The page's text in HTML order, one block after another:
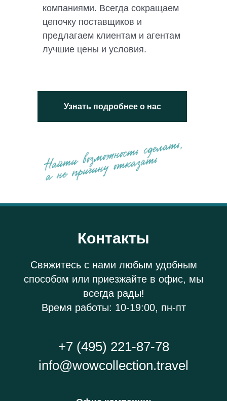
компаниями. Всегда сокращаем
цепочку поставщиков и
предлагаем клиентам и агентам
лучшие цены и условия.
Узнать подробнее о нас
Контакты
Свяжитесь с нами любым удобным
способом или приезжайте в офис, мы
всегда рады!
Время работы: 10-19:00, пн-пт
+7 (495) 221-87-78
info@wowcollection.travel